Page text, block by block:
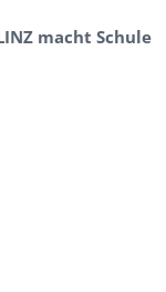
macht Schule